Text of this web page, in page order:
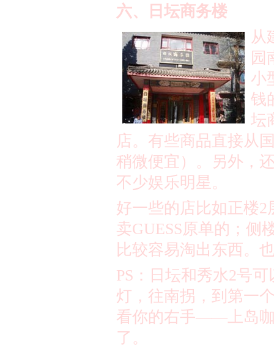
六、日坛商务楼
从
园
小
钱
坛
店。有些商品直接从
稍微便宜）。另外，
不少娱乐明星。
好一些的店比如正楼2
卖GUESS原单的；侧
比较容易淘出东西。
PS ：日坛和秀水2号可
灯，往南拐，到第一
看你的右手—— 上岛
了。